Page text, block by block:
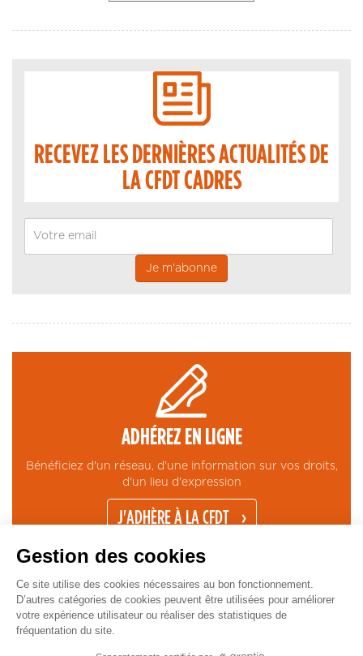
RECEVEZ LES DERNIÈRES ACTUALITÉS DE
LA CFDT CADRES
ADHÉREZ EN LIGNE
Bénéficiez d'un réseau, d'une information sur vos droits,
d'un lieu d'expression
J'ADHÈRE À LA CFDT
Copyright © CFDT Cadres - 2026
CONTACT MENTIONS LÉGALES
Gestion des cookies
Ce site utilise des cookies nécessaires au bon fonctionnement.
D’autres catégories de cookies peuvent être utilisées pour améliorer
votre expérience utilisateur ou réaliser des statistiques de
fréquentation du site.